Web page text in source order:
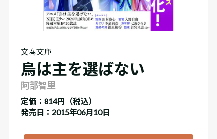
文春文庫
烏は主を選ばない
阿部智里
定価： 814円（税込）
発売日：2015年06月10日